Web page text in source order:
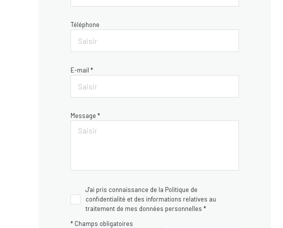
Téléphone
E-mail *
Message *
J'ai pris connaissance de la Politique de
confidentialité et des informations relatives au
traitement de mes données personnelles *
* Champs obligatoires